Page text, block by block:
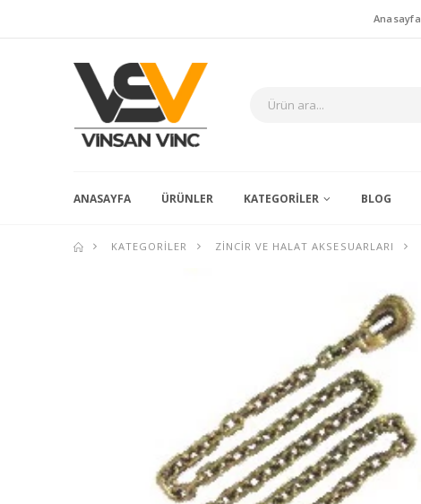
Anasayfa
ANASAYFA ÜRÜNLER KATEGORILER BLOG
KATEGORILER ZINCIR VE HALAT AKSESUARLARI